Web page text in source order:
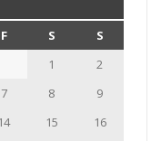
F S
S
1
2
7 8
9
14 15
16